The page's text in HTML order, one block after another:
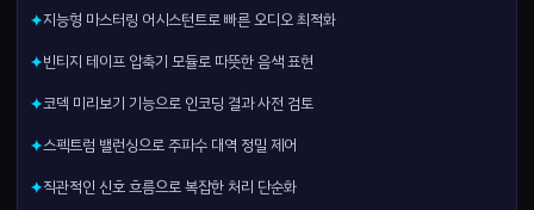
✦지능형 마스터링 어시스턴트로 빠른 오디오 최적화
✦빈티지 테이프 압축기 모듈로 따뜻한 음색 표현
✦코덱 미리보기 기능으로 인코딩 결과 사전 검토
✦스펙트럼 밸런싱으로 주파수 대역 정밀 제어
✦직관적인 신호 흐름으로 복잡한 처리 단순화